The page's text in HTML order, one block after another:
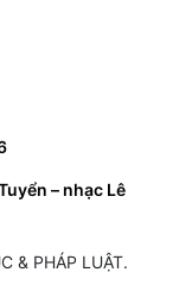
– nhạc Lê
& PHÁP LUẬT.